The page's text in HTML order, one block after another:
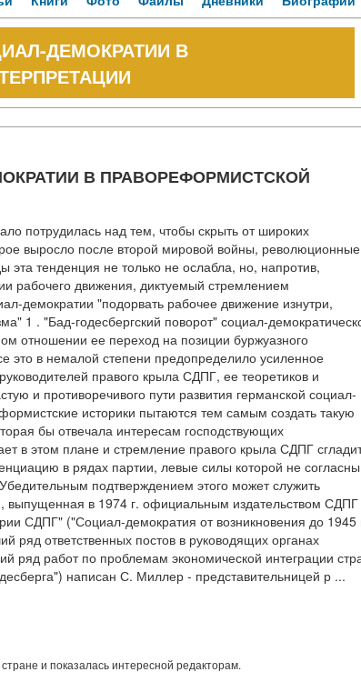
ДЕМОКРАТИИ В
В ПРАВОРЕФОРМИСТСКОЙ
потрудилась над тем, чтобы скрыть от широких
выросло после второй мировой войны, революционные
эта тенденция не только не ослабла, но, напротив,
рабочего движения, диктуемый стремлением
демократии "подорвать рабочее движение изнутри,
1 . "Бад-годесбергский поворот" социал-
отношении ее переход на позиции буржуазного
в немалой степени предопределило усиленное
правого крыла СДПГ, ее теоретиков и
и противоречивого пути развития германской социал-
историки пытаются тем самым создать такую
бы отвечала интересам господствующих
в этом плане и стремление правого крыла СДПГ
в рядах партии, левые силы которой не
подтверждением этого может служить
выпущенная в 1974 г. официальным издательством СДПГ
СДПГ" ("Социал-демократия от возникновения до 1945
ряд ответственных постов в руководящих органах
ряд работ по проблемам экономической интеграции
написан С. Миллер - представительницей р ...
и показалась интересной редакторам.